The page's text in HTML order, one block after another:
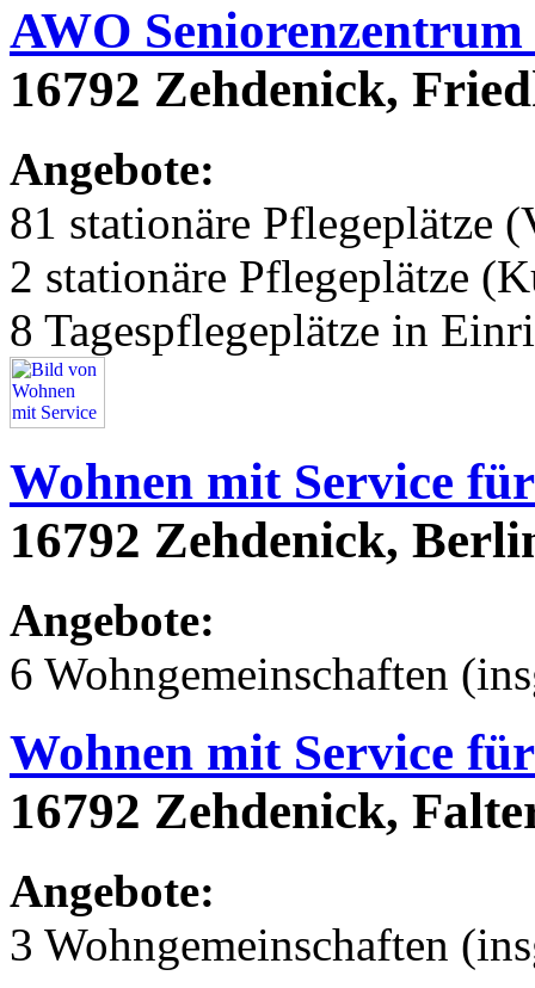
AWO
16792 Zehdenick,
Angebote:
81 stationäre Pflegeplätze
2 stationäre Pflegeplätze
8 Tagespflegeplätze in
Wohnen mit Service
16792 Zehdenick,
Angebote:
6 Wohngemeinschaften
Wohnen mit Service
16792 Zehdenick,
Angebote:
3 Wohngemeinschaften